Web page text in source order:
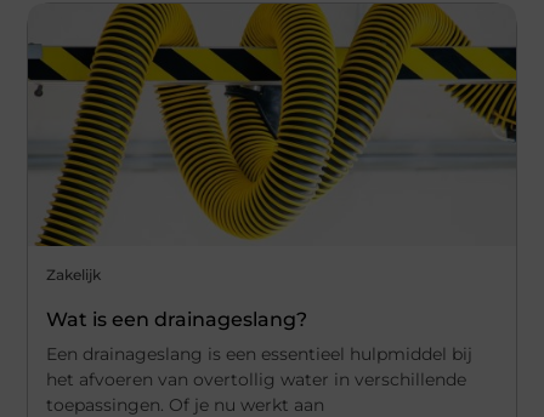
Zakelijk
Wat is een drainageslang?
Een drainageslang is een essentieel hulpmiddel bij
het afvoeren van overtollig water in verschillende
toepassingen. Of je nu werkt aan